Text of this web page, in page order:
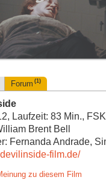
Forum (1)
Laufzeit: 83 Min.,
Brent Bell
Fernanda Andrade,
film.de/
zu diesem Film